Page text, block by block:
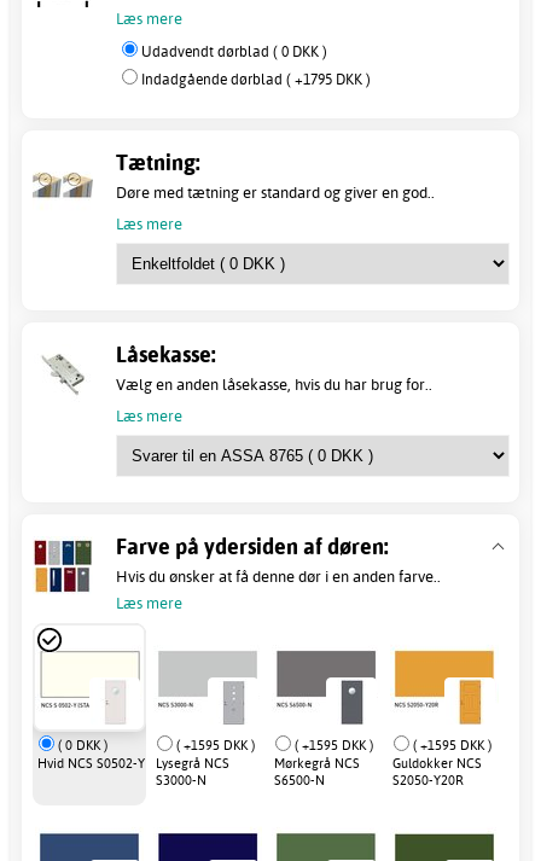
Læs mere
Udadvendt dørblad ( 0 DKK )
Indadgående dørblad ( +1795 DKK )
Tætning:
Døre med tætning er standard og giver en god..
Læs mere
Låsekasse:
Vælg en anden låsekasse, hvis du har brug for..
Læs mere
Farve på ydersiden af døren:
Hvis du ønsker at få denne dør i en anden farve..
Læs mere
( 0 DKK )
Hvid NCS S0502-Y
( +1595 DKK )
Lysegrå NCS
S3000-N
( +1595 DKK )
Mørkegrå NCS
S6500-N
( +1595 DKK )
Guldokker NCS
S2050-Y20R